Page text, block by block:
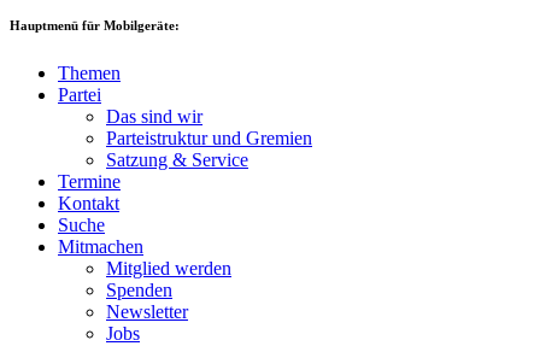
Hauptmenü für Mobilgeräte:
Themen
Partei
Das sind wir
Parteistruktur und Gremien
Satzung & Service
Termine
Kontakt
Suche
Mitmachen
Mitglied werden
Spenden
Newsletter
Jobs